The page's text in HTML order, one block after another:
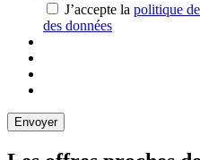
J’accepte la politique
des données